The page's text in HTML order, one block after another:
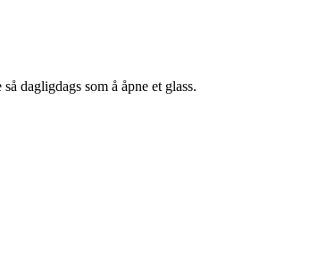
dagligdags som å åpne et glass.